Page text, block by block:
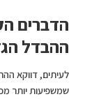
הדברים
ההבדל
לעיתים, דווקא
שמשפיעות יותר